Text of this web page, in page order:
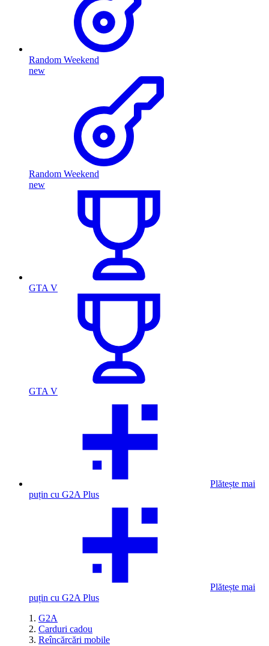
Random Weekend
new
Random Weekend
new
GTA V
GTA V
Plătește mai
puțin cu G2A Plus
Plătește mai
puțin cu G2A Plus
G2A
Carduri cadou
Reîncărcări mobile